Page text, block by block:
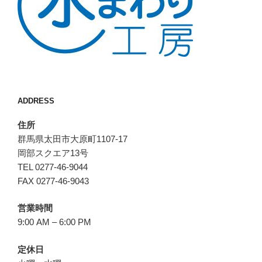
ADDRESS
住所
群馬県太田市大原町1107-17
岡部スクエア13号
TEL 0277-46-9044
FAX 0277-46-9043
営業時間
9:00 AM – 6:00 PM
定休日